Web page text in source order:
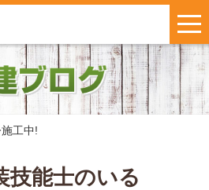
施工中!
技能士のいる